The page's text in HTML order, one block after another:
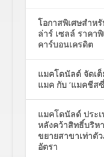
โอกาสพิเศษสำห
ล่าร์ เซลล์ ราคา
คาร์บอนเครดิต
แมคโดนัลด์ จัดเ
แมค กับ ‘แมคชีส
แมคโดนัลด์ ประ
หลังคว้าสิทธิ์บริห
ขยายสาขาเท่าตั
อัตรา